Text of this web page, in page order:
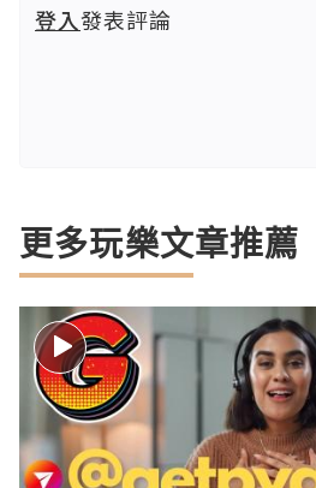
登入發表評論
更多玩樂文章推薦